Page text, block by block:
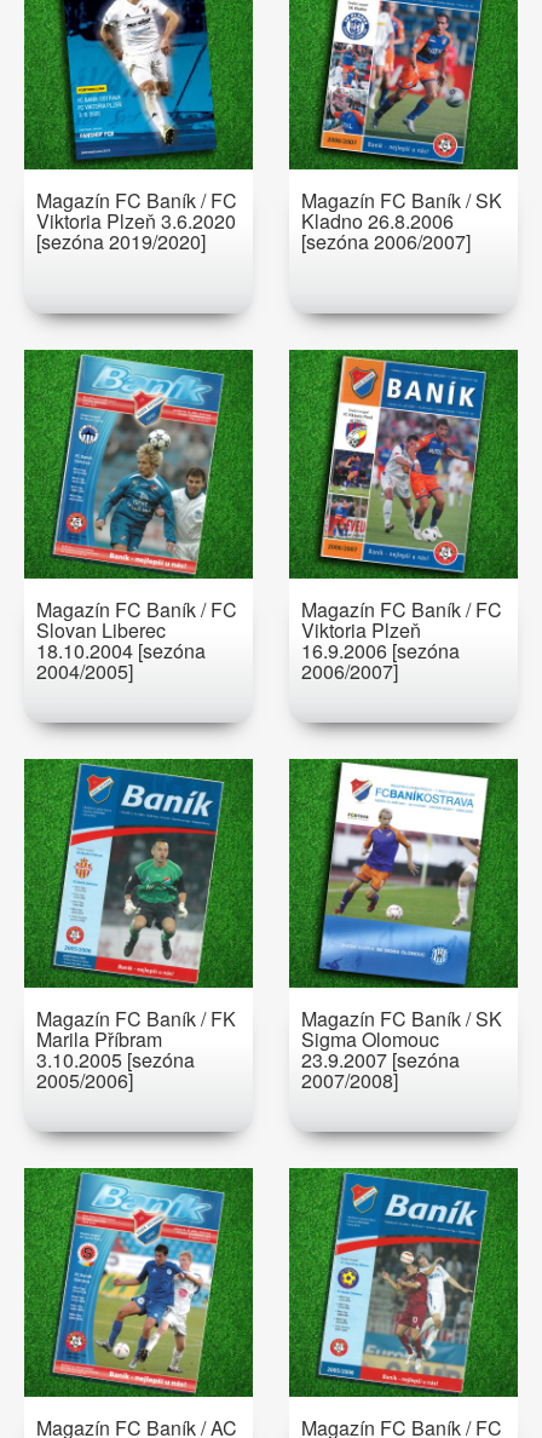
Magazín FC Baník / FC
Viktoria Plzeň 3.6.2020
[sezóna 2019/2020]
Magazín FC Baník / SK
Kladno 26.8.2006
[sezóna 2006/2007]
Magazín FC Baník / FC
Slovan Liberec
18.10.2004 [sezóna
2004/2005]
Magazín FC Baník / FC
Viktoria Plzeň
16.9.2006 [sezóna
2006/2007]
Magazín FC Baník / FK
Marila Příbram
3.10.2005 [sezóna
2005/2006]
Magazín FC Baník / SK
Sigma Olomouc
23.9.2007 [sezóna
2007/2008]
Magazín FC Baník / AC Magazín FC Baník / FC